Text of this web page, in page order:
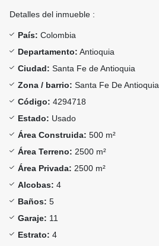
Detalles del inmueble :
País: Colombia
Departamento: Antioquia
Ciudad: Santa Fe de Antioquia
Zona / barrio: Santa Fe De Antioquia
Código: 4294718
Estado: Usado
Área Construida: 500 m²
Área Terreno: 2500 m²
Área Privada: 2500 m²
Alcobas: 4
Baños: 5
Garaje: 11
Estrato: 4